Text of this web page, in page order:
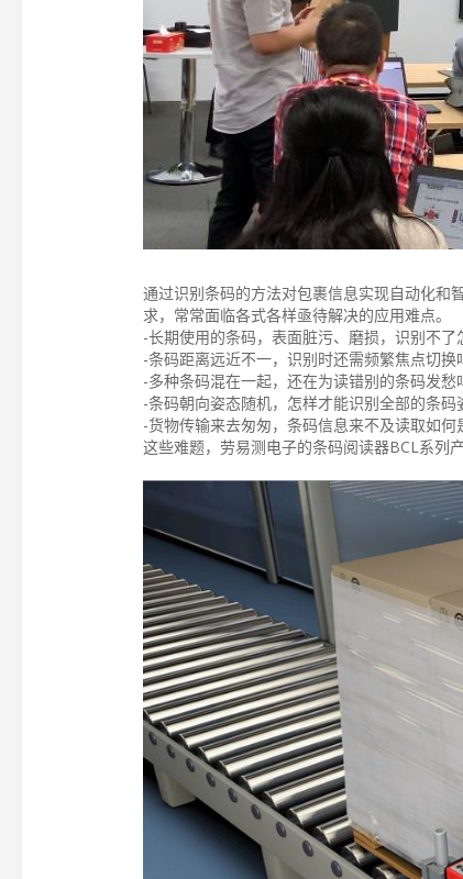
通过识别条码的方法对包裹信息实现自动化和
求，常常面临各式各样亟待解决的应用难点。
-长期使用的条码，表面脏污、磨损，识别不了
-条码距离远近不一，识别时还需频繁焦点切换
-多种条码混在一起，还在为读错别的条码发愁
-条码朝向姿态随机，怎样才能识别全部的条码
-货物传输来去匆匆，条码信息来不及读取如何
这些难题，劳易测电子的条码阅读器BCL系列